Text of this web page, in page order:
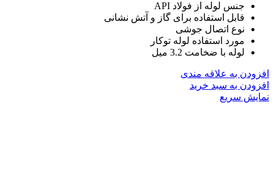
جنس لوله از فولاد API
قابل استفاده برای گاز و آتش نشانی
نوع اتصال جوشی
مورد استفاده لوله توکار
لوله با ضخامت 3.2 میل
افزودن به علاقه مندی
افزودن به سبد خرید
نمایش سریع